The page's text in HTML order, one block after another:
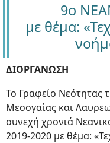
9ο
με θέμα:
ΔΙΟΡΓΑΝΩΣΗ
Το Γραφείο Νεότητας
Μεσογαίας και
συνεχή χρονιά
2019-2020 με θέμα: